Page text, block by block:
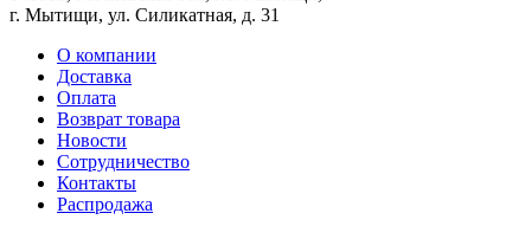
г. Мытищи, ул. Силикатная, д. 31
О компании
Доставка
Оплата
Возврат товара
Новости
Сотрудничество
Контакты
Распродажа